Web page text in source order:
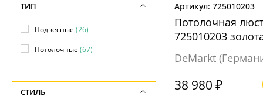
725010203
Потолочная
725010203
DeMarkt
38 980 ₽
ТИП
Подвесные(26)
Потолочные(67)
СТИЛЬ